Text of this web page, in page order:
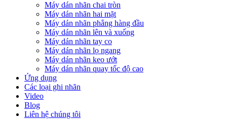
Máy dán nhãn chai tròn
Máy dán nhãn hai mặt
Máy dán nhãn phẳng hàng đầu
Máy dán nhãn lên và xuống
Máy dán nhãn tay co
Máy dán nhãn lọ ngang
Máy dán nhãn keo ướt
Máy dán nhãn quay tốc độ cao
Ứng dụng
Các loại ghi nhãn
Video
Blog
Liên hệ chúng tôi